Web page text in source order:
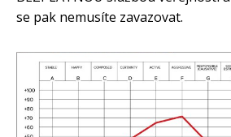
se pak nemusíte zavazovat.